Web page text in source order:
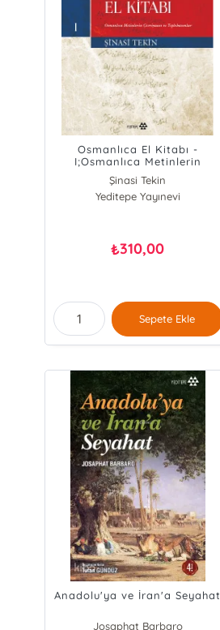
Osmanlıca El Kitabı -
I;Osmanlıca Metinlerin
Çevriyazısı ve Tıpkıbasımlar
Şinasi Tekin
Yeditepe Yayınevi
₺310,00
Sepete Ekle
Anadolu'ya ve İran'a Seyahat
Josaphat Barbaro